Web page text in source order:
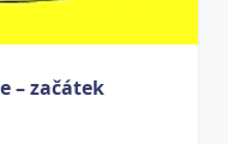
– začátek